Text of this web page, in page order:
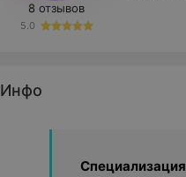
8 отзывов
5.0
Инфо
Специализация